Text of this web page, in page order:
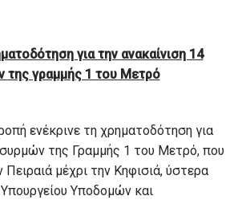
για την ανακαίνιση 14
της γραμμής 1 του Μετρό
ενέκρινε τη χρηματοδότηση για
συρμών της Γραμμής 1 του Μετρό, που
Πειραιά μέχρι την Κηφισιά, ύστερα
Υποδομών και